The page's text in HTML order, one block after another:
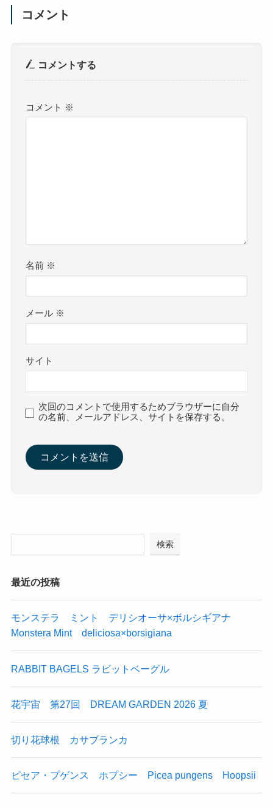
コメント
コメントする
コメント ※
名前 ※
メール ※
サイト
次回のコメントで使用するためブラウザーに自分
の名前、メールアドレス、サイトを保存する。
検索
最近の投稿
モンステラ ミント デリシオーサ×ボルシギアナ
Monstera Mint deliciosa×borsigiana
RABBIT BAGELS ラビットベーグル
花宇宙 第27回 DREAM GARDEN 2026 夏
切り花球根 カサブランカ
ピセア・プゲンス ホプシー Picea pungens Hoopsii